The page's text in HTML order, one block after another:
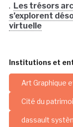
. Les trésors
s’explorent
virtuelle
Institutions et
Art Graphique
Cité du
dassault